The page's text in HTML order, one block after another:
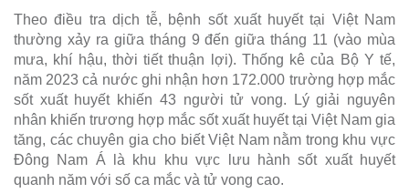
Theo điều tra dịch tễ, bệnh sốt xuất huyết tại Việt Nam
thường xảy ra giữa tháng 9 đến giữa tháng 11 (vào mùa
mưa, khí hậu, thời tiết thuận lợi). Thống kê của Bộ Y tế,
năm 2023 cả nước ghi nhận hơn 172.000 trường hợp mắc
sốt xuất huyết khiến 43 người tử vong. Lý giải nguyên
nhân khiến trương hợp mắc sốt xuất huyết tại Việt Nam gia
tăng, các chuyên gia cho biết Việt Nam nằm trong khu vực
Đông Nam Á là khu khu vực lưu hành sốt xuất huyết
quanh năm với số ca mắc và tử vong cao.